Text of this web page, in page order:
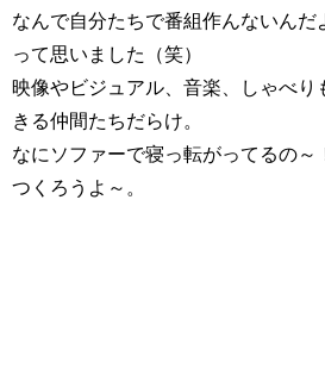
なんで自分たちで番組作んないんだ
って思いました（笑）
映像やビジュアル、音楽、しゃべり
きる仲間たちだらけ。
なにソファーで寝っ転がってるの～
つくろうよ～。